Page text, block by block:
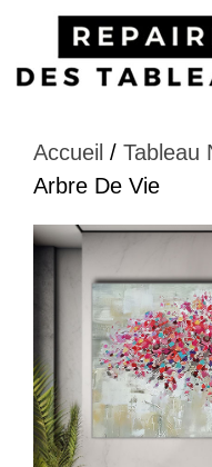
contenu
Accueil / Tableau
Arbre De Vie